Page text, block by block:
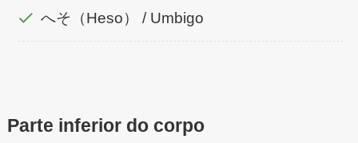
へそ（Heso） / Umbigo
Parte inferior do corpo